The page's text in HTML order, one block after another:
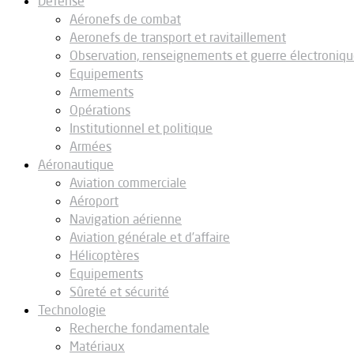
Aéronefs de combat
Aeronefs de transport et ravitaillement
Observation, renseignements et guerre
Equipements
Armements
Opérations
Institutionnel et politique
Armées
Aéronautique
Aviation commerciale
Aéroport
Navigation aérienne
Aviation générale et d’affaire
Hélicoptères
Equipements
Sûreté et sécurité
Technologie
Recherche fondamentale
Matériaux